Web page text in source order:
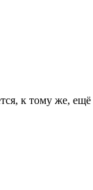
к тому же,